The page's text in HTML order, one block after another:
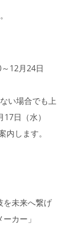
12月24日
い場合でも上
日（水）
します。
未来へ繋げ
カー」